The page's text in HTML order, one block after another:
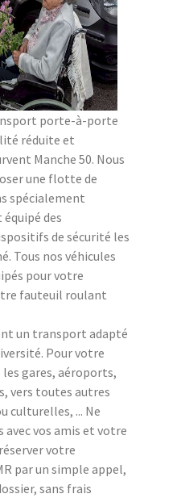
porte-à-porte
réduite et
Manche 50. Nous
une flotte de
spécialement
des
de sécurité les
Tous nos véhicules
pour votre
fauteuil roulant
un transport adapté
Pour votre
gares, aéroports,
vers toutes autres
culturelles, ... Ne
avec vos amis et votre
votre
par un simple appel,
sans frais